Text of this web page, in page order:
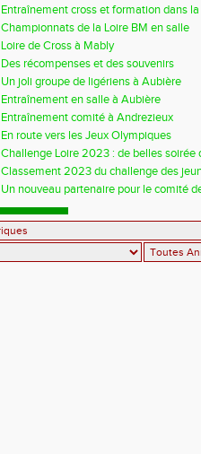
Entraînement cross et formation dans
Championnats de la Loire BM en salle
Loire de Cross à Mably
Des récompenses et des souvenirs
Un joli groupe de ligériens à Aubière
Entraînement en salle à Aubière
Entraînement comité à Andrezieux
En route vers les Jeux Olympiques
Challenge Loire 2023 : de belles soirée
Classement 2023 du challenge des
Un nouveau partenaire pour le comité